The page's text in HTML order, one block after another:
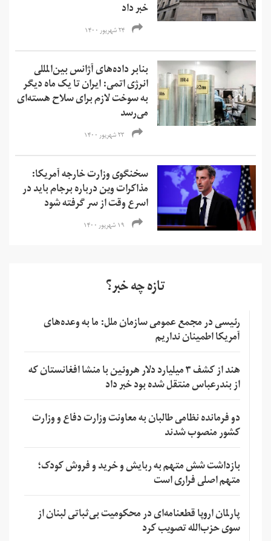
خبر داد
۲۴ شهریور ۱۴۰۰
بنابر داده‌های آژانس بین‌المللی
انرژی اتمی: ایران تا یک ماه دیگر
به سوخت لازم برای سلاح هسته‌ای
می‌رسد
۲۳ شهریور ۱۴۰۰
سخنگوی وزارت خارجه آمریکا:
مذاکرات وین درباره برجام باید در
اسرع وقت از سر گرفته شود
۱۹ شهریور ۱۴۰۰
تازه چه خبر؟
رئیسی در مجمع عمومی سازمان ملل: ما به وعده‌های
آمریکا اطمینان نداریم
هند از کشف ۳ میلیارد دلار هروئین با منشا افغانستان که
از بندرعباس منتقل شده بود خبر داد
دو فرمانده نظامی طالبان به معاونت وزارت دفاع و وزارت
کشور منصوب شدند
بازداشت شش متهم به ربایش و خرید و فروش کودک؛
متهم اصلی فراری است
پارلمان اروپا قطعنامه‌ای در محکومیت بی‌ثباتی لبنان از
سوی حزب‌الله تصویب کرد